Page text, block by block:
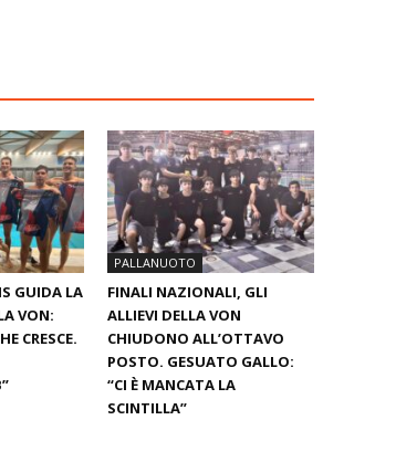
GUIDA LA
VON:
CRESCE.
PALLANUOTO
FINALI NAZIONALI, GLI
ALLIEVI DELLA VON
CHIUDONO ALL’OTTAVO
POSTO. GESUATO GALLO:
“CI È MANCATA LA
SCINTILLA”